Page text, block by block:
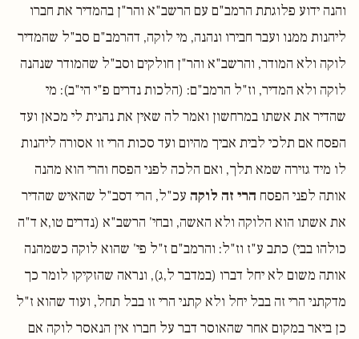
והנה ידוע פלוגתת הרמב"ם עם הרשב"א והר"ן בהמדיר את חברו
ליהנות ממנו ועבר חבירו ונהנה, מי לוקה, דהרמב"ם סב"ל שהמדיר
לוקה ולא המודר, והרשב"א והר"ן חולקים וסב"ל שהמודר שנהנה
לוקה ולא המדיר, וז"ל הרמב"ם: (הלכות נדרים פ"י הי"ב): מי
שהדיר את אשתו במרחשון ואמר לה שאין את נהנית לי מכאן ועד
הפסח אם תלכי לבית אביך מהיום ועד סכות הרי זו אסורה ליהנות
לו מיד גזירה שמא תלך, ואם הלכה לפני הפסח והרי הוא מהנה
אותה לפני הפסח הרי זה לוקה עכ"ל, הרי דסב"ל שהאיש שהדיר
את אשתו הוא הלוקה ולא האשה, ובחי' הרשב"א (נדרים טו,א ד"ה
כולהו בבי) כתב ע"ז וז"ל: והרמב"ם ז"ל פי' שהוא לוקה כשמהנה
אותה משום לא יחל דברו (במדבר ל,ג), ונראה שהזקיקו לומר כך
מדקתני הרי זה בבל יחל ולא קתני הרי זו בבל תחל, ועוד שהוא ז"ל
כן ביאר במקום אחר שהאוסר דבר על חברו אין הנאסר לוקה אם